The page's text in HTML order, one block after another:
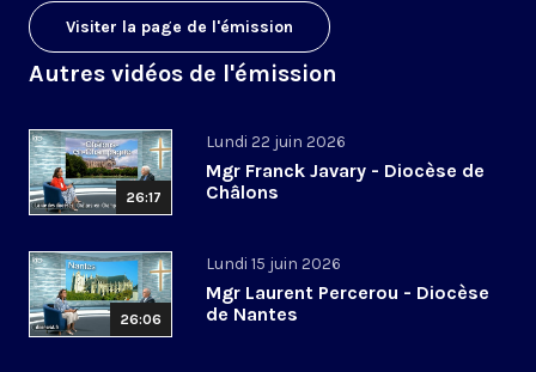
Visiter la page de l'émission
Autres vidéos de l'émission
26:17
Lundi 22 juin 2026
Mgr Franck Javary - Diocèse de
Châlons
26:06
Lundi 15 juin 2026
Mgr Laurent Percerou - Diocèse
de Nantes